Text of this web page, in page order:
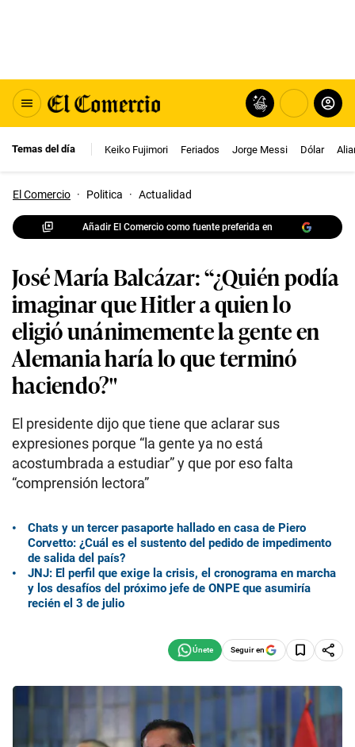
Temas del día Keiko Fujimori Feriados Jorge Messi Dólar
El Comercio · Politica · Actualidad
Añadir El Comercio como fuente preferida en
José María Balcázar: “¿Quién podía
imaginar que Hitler a quien lo
eligió unánimemente la gente en
Alemania haría lo que terminó
haciendo?"
El presidente dijo que tiene que aclarar sus
expresiones porque “la gente ya no está
acostumbrada a estudiar” y que por eso falta
“comprensión lectora”
Chats y un tercer pasaporte hallado en casa de Piero
Corvetto: ¿Cuál es el sustento del pedido de impedimento
de salida del país?
JNJ: El perfil que exige la crisis, el cronograma en marcha
y los desafíos del próximo jefe de ONPE que asumiría
recién el 3 de julio
Seguir en